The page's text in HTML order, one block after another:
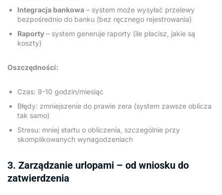
Integracja bankowa – system może wysyłać przelewy
bezpośrednio do banku (bez ręcznego rejestrowania)
Raporty – system generuje raporty (ile płacisz, jakie są
koszty)
Oszczędności:
Czas: 9-10 godzin/miesiąc
Błędy: zmniejszenie do prawie zera (system zawsze oblicza
tak samo)
Stresu: mniej startu o obliczenia, szczególnie przy
skomplikowanych wynagodzeniach
3. Zarządzanie urlopami – od wniosku do
zatwierdzenia